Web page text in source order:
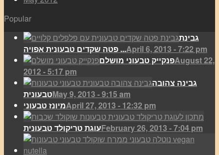
Popular
גבינת
פטה שקדים טבעונית אפויה ...April 6, 2013 - 7:22 pm
פנקייק טבעוני מושלםAugust 22,
2012 - 5:17 pm
גבינה צהובה
טבעוניתMay 9, 2013 - 9:15 am
מיונז טבעוניApril 27, 2013 - 12:32 pm
עוגת טריקולד טבעוניתFebruary 26, 2013 - 7:04 pm